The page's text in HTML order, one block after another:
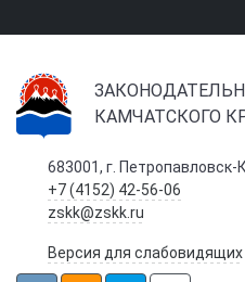
КАМЧАТСКОГО
683001, г. Петропавловск-
+7 (4152) 42-56-06
zskk@zskk.ru
Версия для слабовидящих